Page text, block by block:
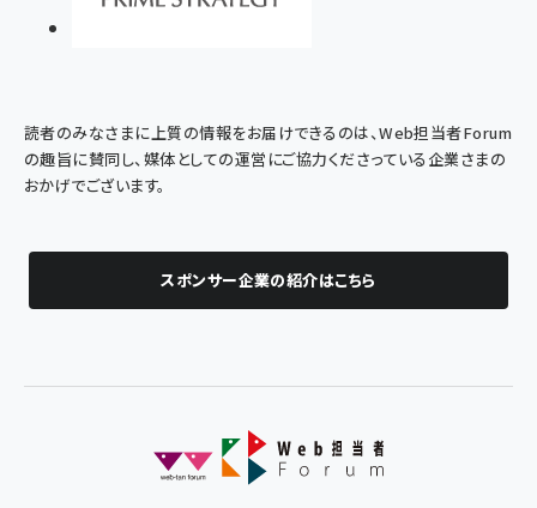
読者のみなさまに上質の情報をお届けできるのは、Web担当者Forum
の趣旨に賛同し、媒体としての運営にご協力くださっている企業さまの
おかげでございます。
スポンサー企業の紹介はこちら